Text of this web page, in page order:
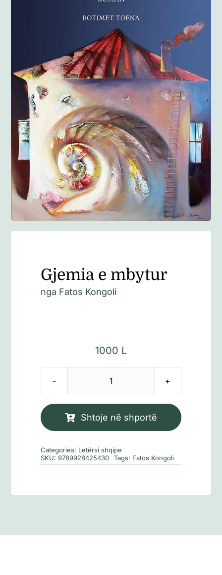
Anglisht
Ditarë
Evente
Blog
Gjemia e mbytur
nga Fatos Kongoli
1000 L
Sasi
e
mbytur
Shtoje në shportë
Categories: Letërsi shqipe
SKU:9789928425430 Tags: Fatos Kongoli